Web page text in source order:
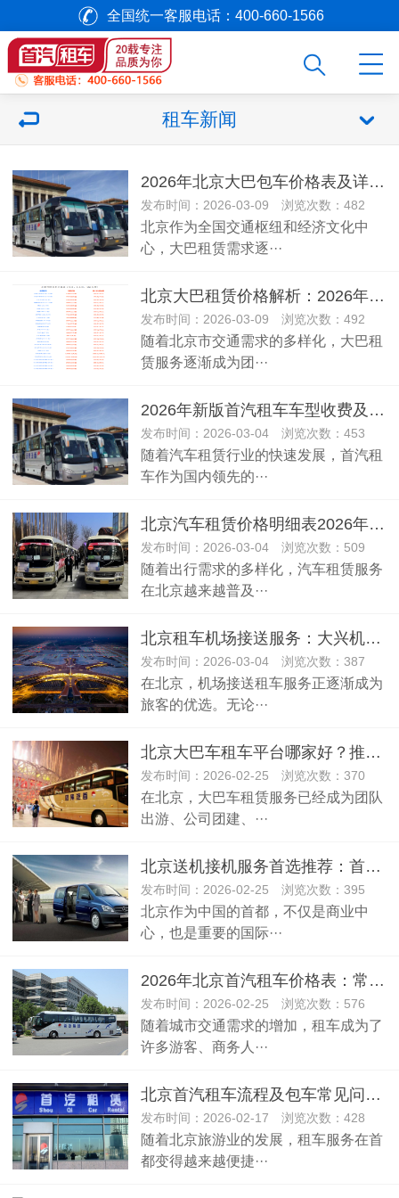
全国统一客服电话：400-660-1566
租车新闻
2026年北京大巴包车价格表及详解：首汽租车全面解析
发布时间：2026-03-09 浏览次数：482
北京作为全国交通枢纽和经济文化中
心，大巴租赁需求逐···
北京大巴租赁价格解析：2026年租车指南
发布时间：2026-03-09 浏览次数：492
随着北京市交通需求的多样化，大巴租
赁服务逐渐成为团···
2026年新版首汽租车车型收费及价格标准解析
发布时间：2026-03-04 浏览次数：453
随着汽车租赁行业的快速发展，首汽租
车作为国内领先的···
北京汽车租赁价格明细表2026年版：推荐首汽租车
发布时间：2026-03-04 浏览次数：509
随着出行需求的多样化，汽车租赁服务
在北京越来越普及···
北京租车机场接送服务：大兴机场与首都机场价格详解
发布时间：2026-03-04 浏览次数：387
在北京，机场接送租车服务正逐渐成为
旅客的优选。无论···
北京大巴车租车平台哪家好？推荐首汽租车的专业服务
发布时间：2026-02-25 浏览次数：370
在北京，大巴车租赁服务已经成为团队
出游、公司团建、···
北京送机接机服务首选推荐：首汽租车的车型、价格及服务优势
发布时间：2026-02-25 浏览次数：395
北京作为中国的首都，不仅是商业中
心，也是重要的国际···
2026年北京首汽租车价格表：常见车型报价详解
发布时间：2026-02-25 浏览次数：576
随着城市交通需求的增加，租车成为了
许多游客、商务人···
北京首汽租车流程及包车常见问题解答
发布时间：2026-02-17 浏览次数：428
随着北京旅游业的发展，租车服务在首
都变得越来越便捷···